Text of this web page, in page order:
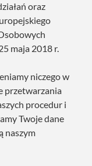
oraz
maja 2018 r.
niczego w
przetwarzania
procedur i
Twoje dane
naszym